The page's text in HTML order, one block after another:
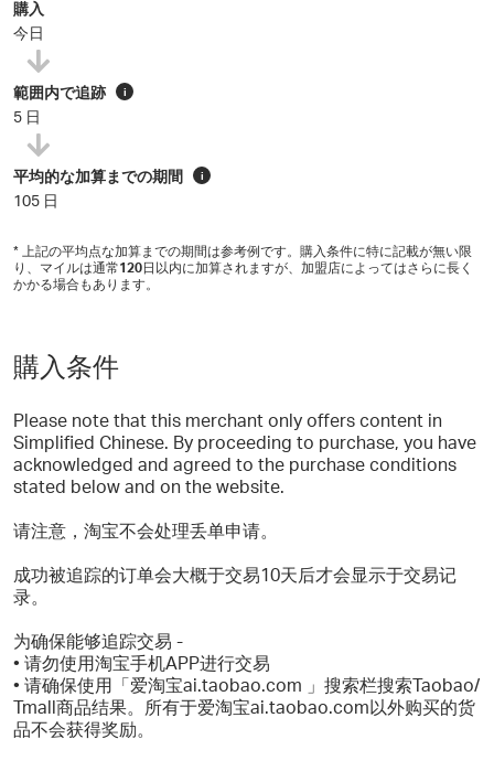
購入
今日
範囲内で追跡 i
5 日
平均的な加算までの期間 i
105 日
* 上記の平均点な加算までの期間は参考例です。購入条件に特に記載が無い限
り、マイルは通常120日以内に加算されますが、加盟店によってはさらに長く
かかる場合もあります。
購入条件
Please note that this merchant only offers content in
Simplified Chinese. By proceeding to purchase, you have
acknowledged and agreed to the purchase conditions
stated below and on the website.
请注意，淘宝不会处理丢单申请。
成功被追踪的订单会大概于交易10天后才会显示于交易记
录。
为确保能够追踪交易 -
• 请勿使用淘宝手机APP进行交易
• 请确保使用「爱淘宝ai.taobao.com 」搜索栏搜索Taobao/
Tmall商品结果。所有于爱淘宝ai.taobao.com以外购买的货
品不会获得奖励。